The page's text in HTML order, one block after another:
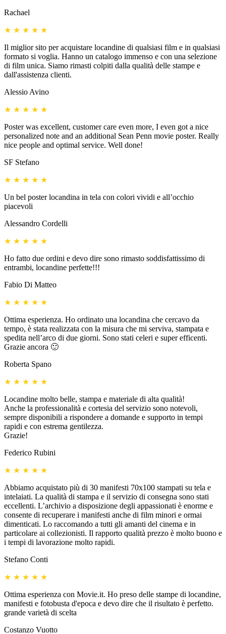
Rachael
★ ★ ★ ★ ★
Il miglior sito per acquistare locandine di qualsiasi film e in qualsiasi
formato si voglia. Hanno un catalogo immenso e con una selezione
di film unica. Siamo rimasti colpiti dalla qualità delle stampe e
dall'assistenza clienti.
Alessio Avino
★ ★ ★ ★ ★
Poster was excellent, customer care even more, I even got a nice
personalized note and an additional Sean Penn movie poster. Really
nice people and optimal service. Well done!
SF Stefano
★ ★ ★ ★ ★
Un bel poster locandina in tela con colori vividi e all’occhio
piacevoli
Alessandro Cordelli
★ ★ ★ ★ ★
Ho fatto due ordini e devo dire sono rimasto soddisfattissimo di
entrambi, locandine perfette!!!
Fabio Di Matteo
★ ★ ★ ★ ★
Ottima esperienza. Ho ordinato una locandina che cercavo da
tempo, è stata realizzata con la misura che mi serviva, stampata e
spedita nell’arco di due giorni. Sono stati celeri e super efficenti.
Grazie ancora 🙂
Roberta Spano
★ ★ ★ ★ ★
Locandine molto belle, stampa e materiale di alta qualità!
Anche la professionalità e cortesia del servizio sono notevoli,
sempre disponibili a rispondere a domande e supporto in tempi
rapidi e con estrema gentilezza.
Grazie!
Federico Rubini
★ ★ ★ ★ ★
Abbiamo acquistato più di 30 manifesti 70x100 stampati su tela e
intelaiati. La qualità di stampa e il servizio di consegna sono stati
eccellenti. L’archivio a disposizione degli appassionati è enorme e
consente di recuperare i manifesti anche di film minori e ormai
dimenticati. Lo raccomando a tutti gli amanti del cinema e in
particolare ai collezionisti. Il rapporto qualità prezzo è molto buono e
i tempi di lavorazione molto rapidi.
Stefano Conti
★ ★ ★ ★ ★
Ottima esperienza con Movie.it. Ho preso delle stampe di locandine,
manifesti e fotobusta d'epoca e devo dire che il risultato è perfetto.
grande varietà di scelta
Costanzo Vuotto